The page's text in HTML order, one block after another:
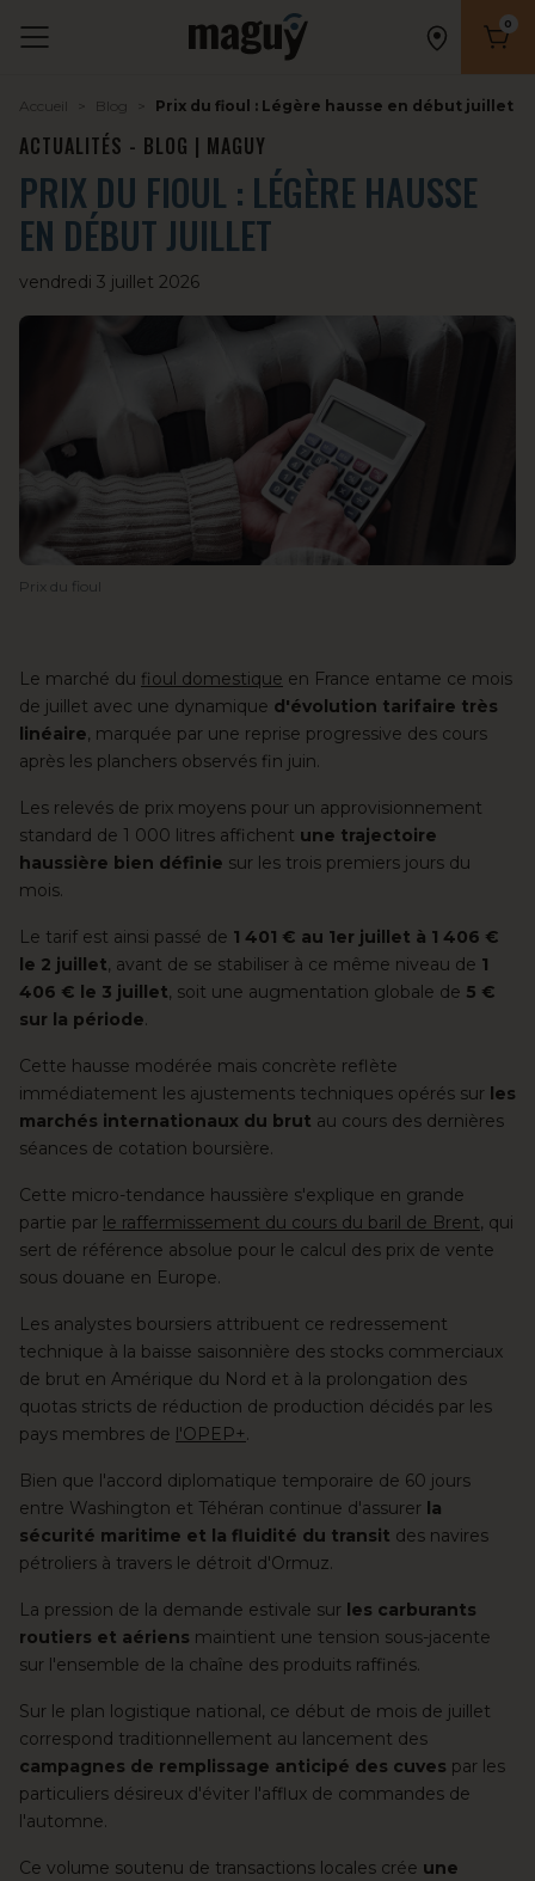
0
Accueil Blog Prix du fioul : Légère hausse en début juillet
ACTUALITÉS - BLOG | MAGUY
PRIX DU FIOUL : LÉGÈRE HAUSSE
EN DÉBUT JUILLET
vendredi 3 juillet 2026
Prix du fioul
Le marché du fioul domestique en France entame ce mois
de juillet avec une dynamique d'évolution tarifaire très
linéaire, marquée par une reprise progressive des cours
après les planchers observés fin juin.
Les relevés de prix moyens pour un approvisionnement
standard de 1 000 litres affichent une trajectoire
haussière bien définie sur les trois premiers jours du
mois.
Le tarif est ainsi passé de 1 401 € au 1er juillet à 1 406 €
le 2 juillet, avant de se stabiliser à ce même niveau de 1
406 € le 3 juillet, soit une augmentation globale de 5 €
sur la période.
Cette hausse modérée mais concrète reflète
immédiatement les ajustements techniques opérés sur les
marchés internationaux du brut au cours des dernières
séances de cotation boursière.
Cette micro-tendance haussière s'explique en grande
partie par le raffermissement du cours du baril de Brent, qui
sert de référence absolue pour le calcul des prix de vente
sous douane en Europe.
Les analystes boursiers attribuent ce redressement
technique à la baisse saisonnière des stocks commerciaux
de brut en Amérique du Nord et à la prolongation des
quotas stricts de réduction de production décidés par les
pays membres de l'OPEP+.
Bien que l'accord diplomatique temporaire de 60 jours
entre Washington et Téhéran continue d'assurer la
sécurité maritime et la fluidité du transit des navires
pétroliers à travers le détroit d'Ormuz.
La pression de la demande estivale sur les carburants
routiers et aériens maintient une tension sous-jacente
sur l'ensemble de la chaîne des produits raffinés.
Sur le plan logistique national, ce début de mois de juillet
correspond traditionnellement au lancement des
campagnes de remplissage anticipé des cuves par les
particuliers désireux d'éviter l'afflux de commandes de
l'automne.
Ce volume soutenu de transactions locales crée une